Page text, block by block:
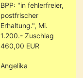
BPP: "in fehlerfreier,
postfrischer
Erhaltung.", Mi.
1.200.- Zuschlag
460,00 EUR
Angelika